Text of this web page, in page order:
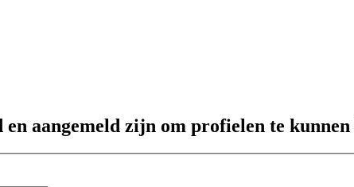
en aangemeld zijn om profielen te